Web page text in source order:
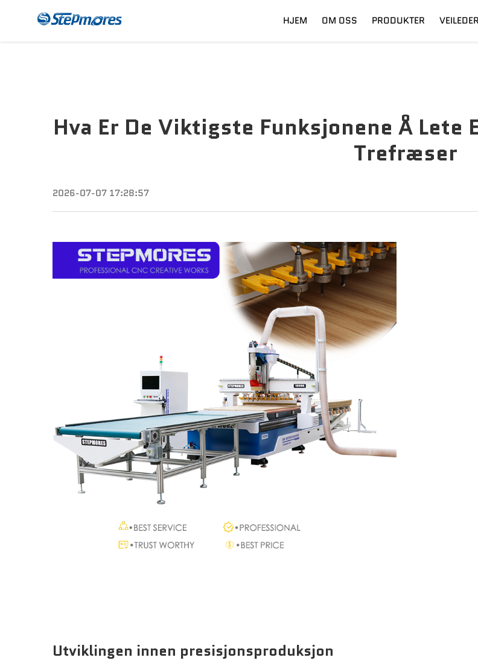
HJEM OM OSS PRODUKTER VEILEDER
Hva Er De Viktigste Funksjonene Å Lete
Trefræser
2026-07-07 17:28:57
Utviklingen innen presisjonsproduksjon